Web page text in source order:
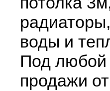
воды и
Под любой
продажи